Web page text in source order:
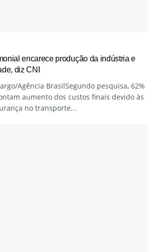
encarece produção da indústria e
diz CNI
Agência BrasilSegundo pesquisa, 62%
aumento dos custos finais devido às
no transporte...